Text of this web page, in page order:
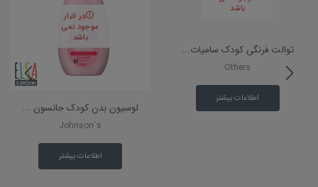
باشد
توالت فرنگی کودک سامیات...
Others
اطلاعات بیشتر
در انبار
موجود نمی
باشد
لوسیون بدن کودک جانسون ...
Johnson`s
اطلاعات بیشتر